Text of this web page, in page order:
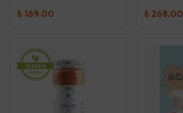
₺ 169.00 ₺ 268.00